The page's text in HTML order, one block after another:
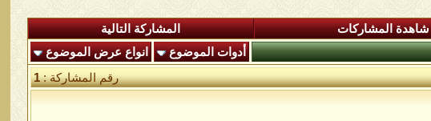
شاهدة المشاركات
المشاركة التالية
أدوات الموضوع
انواع عرض الموضوع
رقم المشاركة :1